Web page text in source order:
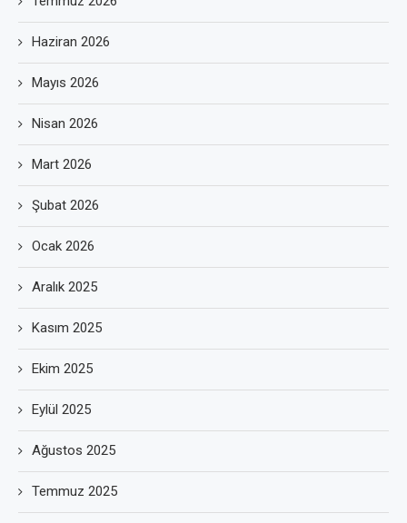
Haziran 2026
Mayıs 2026
Nisan 2026
Mart 2026
Şubat 2026
Ocak 2026
Aralık 2025
Kasım 2025
Ekim 2025
Eylül 2025
Ağustos 2025
Temmuz 2025